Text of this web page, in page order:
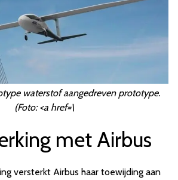
waterstof aangedreven prototype.
(Foto: <a href=\
met Airbus
versterkt Airbus haar toewijding aan